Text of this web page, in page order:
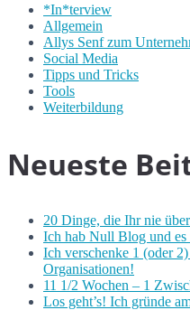
*In*terview
Allgemein
Allys Senf zum
Social Media
Tipps und Tricks
Tools
Weiterbildung
Neueste
20 Dinge, die Ihr nie
Ich hab Null Blog und es
Ich verschenke 1 (oder
Organisationen!
11 1/2 Wochen – 1
Los geht’s! Ich gründe